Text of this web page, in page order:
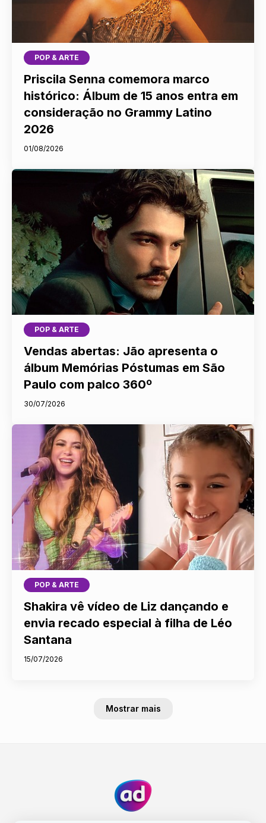
POP & ARTE
Priscila Senna comemora marco
histórico: Álbum de 15 anos entra em
consideração no Grammy Latino
2026
01/08/2026
POP & ARTE
Vendas abertas: Jão apresenta o
álbum Memórias Póstumas em São
Paulo com palco 360º
30/07/2026
POP & ARTE
Shakira vê vídeo de Liz dançando e
envia recado especial à filha de Léo
Santana
15/07/2026
Mostrar mais